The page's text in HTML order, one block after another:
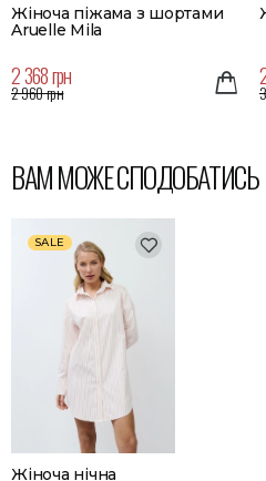
Жіноча піжама з шортами
Aruelle Mila
2 368 грн
2 960 грн
ВАМ МОЖЕ СПОДОБАТИСЬ
SALE
Жіноча нічна